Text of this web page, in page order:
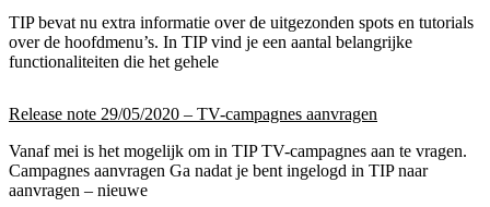
TIP bevat nu extra informatie over de uitgezonden spots en tutorials
over de hoofdmenu’s. In TIP vind je een aantal belangrijke
functionaliteiten die het gehele
Release note 29/05/2020 – TV-campagnes aanvragen
Vanaf mei is het mogelijk om in TIP TV-campagnes aan te vragen.
Campagnes aanvragen Ga nadat je bent ingelogd in TIP naar
aanvragen – nieuwe